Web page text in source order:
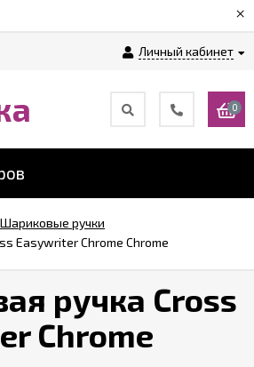
×
Личный кабинет
0
Шариковые ручки
Easywriter Chrome Chrome
ручка Cross
Chrome